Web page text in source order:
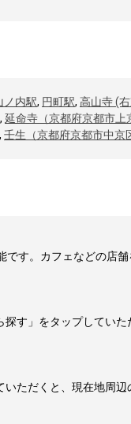
ノ内駅, 円町駅, 高山寺 (
, 延命寺（京都府京都市上
, 壬生（京都府京都市中京
す。カフェなどの店
す」をタップしていた
ただくと、現在地周辺